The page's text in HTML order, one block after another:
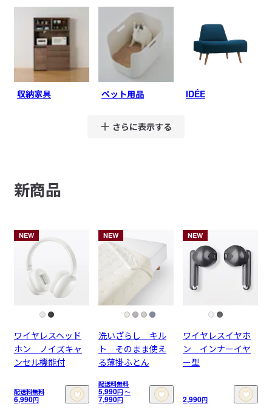
収納家具 ペット用品 IDÉE
さらに表示する
新商品
NEW
ワイヤレスヘッド
ホン ノイズキャ
ンセル機能付
配送料無料
6,990円
NEW
洗いざらし キル
ト そのまま使え
る薄掛ふとん
配送料無料
5,990円〜
7,990円
NEW
ワイヤレスイヤホ
ン インナーイヤ
ー型
2,990円